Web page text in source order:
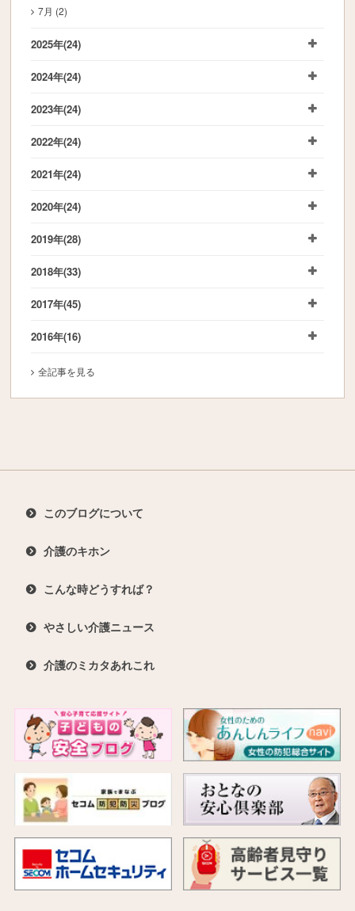
7月 (2)
2025年(24)
2024年(24)
2023年(24)
2022年(24)
2021年(24)
2020年(24)
2019年(28)
2018年(33)
2017年(45)
2016年(16)
全記事を見る
このブログについて
介護のキホン
こんな時どうすれば？
やさしい介護ニュース
介護のミカタあれこれ